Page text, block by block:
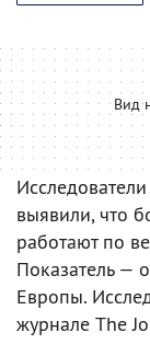
Вид
выявили, что
работают по
Показатель —
Европы.
журнале The